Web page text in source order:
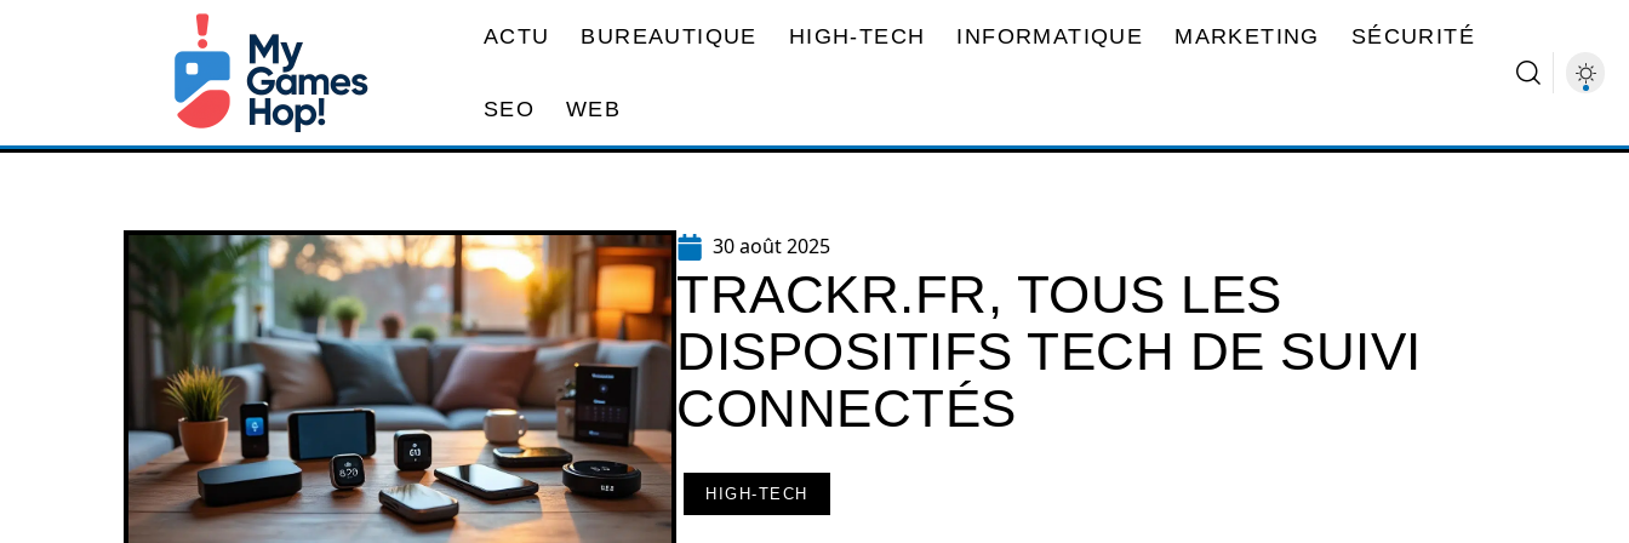
ACTU BUREAUTIQUE HIGH-TECH INFORMATIQUE MARKETING SÉCURITÉ
SEO WEB
30 août 2025
TRACKR.FR, TOUS LES
DISPOSITIFS TECH DE SUIVI
CONNECTÉS
HIGH-TECH